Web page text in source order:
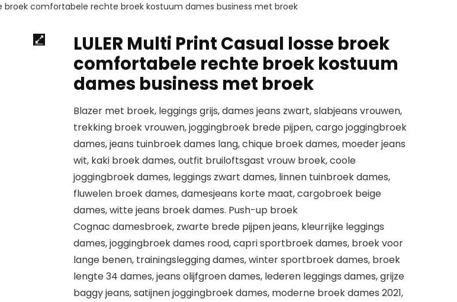
broek comfortabele rechte broek kostuum dames business met broek
LULER Multi Print Casual losse broek
comfortabele rechte broek kostuum
dames business met broek
Blazer met broek, leggings grijs, dames jeans zwart, slabjeans vrouwen,
trekking broek vrouwen, joggingbroek brede pijpen, cargo joggingbroek
dames, jeans tuinbroek dames lang, chique broek dames, moeder jeans
wit, kaki broek dames, outfit bruiloftsgast vrouw broek, coole
joggingbroek dames, leggings zwart dames, linnen tuinbroek dames,
fluwelen broek dames, damesjeans korte maat, cargobroek beige
dames, witte jeans broek dames. Push-up broek
Cognac damesbroek, zwarte brede pijpen jeans, kleurrijke leggings
dames, joggingbroek dames rood, capri sportbroek dames, broek voor
lange benen, trainingslegging dames, winter sportbroek dames, broek
lengte 34 dames, jeans olijfgroen dames, lederen leggings dames, grijze
baggy jeans, satijnen joggingbroek dames, moderne broek dames 2021,